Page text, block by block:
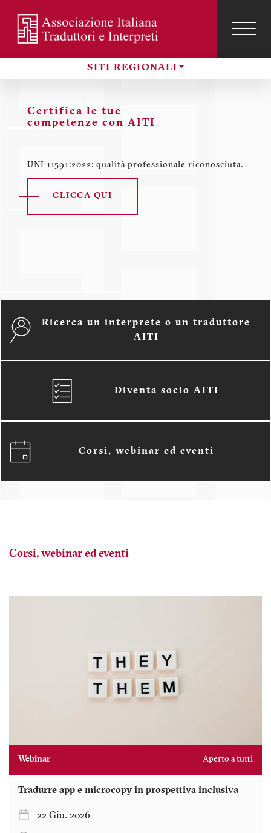
contenuto
principale
Sezioni
SITI REGIONALI
profilo
utente
Certifica le tue
competenze con AITI
UNI 11591:2022: qualità professionale riconosciuta.
CLICCA QUI
Ricerca un interprete o un traduttore
AITI
Diventa socio AITI
Corsi, webinar ed eventi
Corsi, webinar ed eventi
Webinar Aperto a tutti
Tradurre app e microcopy in prospettiva inclusiva
22 Giu. 2026